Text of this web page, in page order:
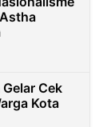
Cek
Kota